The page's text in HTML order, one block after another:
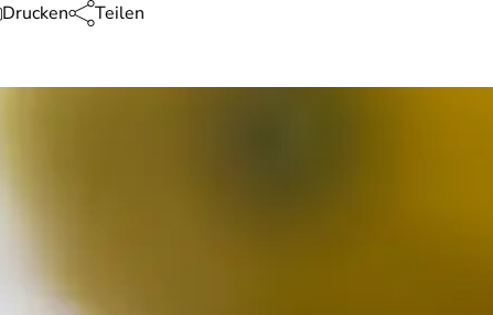
Drucken Teilen